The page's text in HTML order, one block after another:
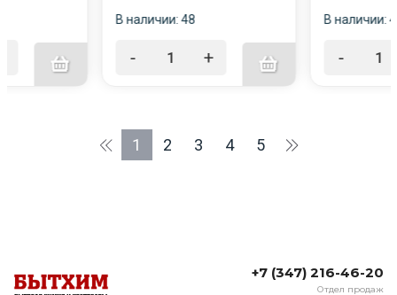
В наличии: 48
- +
В наличии:
-
1 2 3 4 5
+7 (347) 216-46-20
Отдел продаж